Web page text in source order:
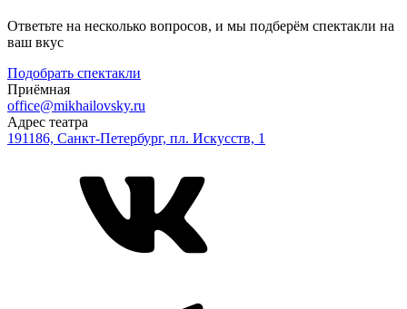
Ответьте на несколько вопросов, и мы подберём спектакли на
ваш вкус
Подобрать спектакли
Приёмная
office@mikhailovsky.ru
Адрес театра
191186, Санкт-Петербург, пл. Искусств, 1